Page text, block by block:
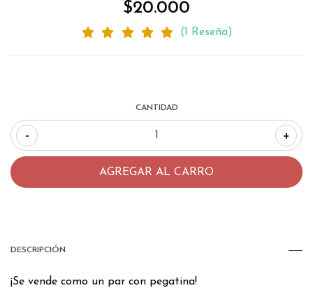
$20.000
(1 Reseña)
CANTIDAD
- +
DESCRIPCIÓN
¡Se vende como un par con pegatina!